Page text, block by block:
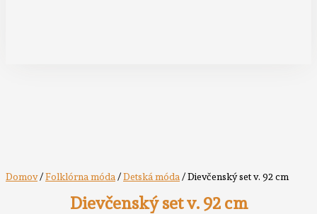
Domov/Folklórna móda /Detská móda / Dievčenský set v. 92 cm
Dievčenský set v. 92 cm